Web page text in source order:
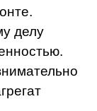
делу